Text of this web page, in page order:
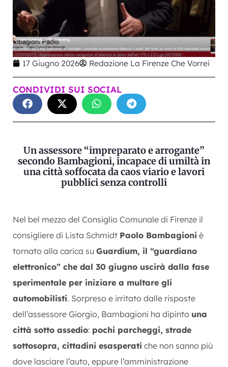
17 Giugno 2026 Redazione La Firenze Che Vorrei
CONDIVIDI SUI SOCIAL
Un assessore “impreparato e arrogante”
secondo Bambagioni, incapace di umiltà in
una città soffocata da caos viario e lavori
pubblici senza controlli
Nel bel mezzo del Consiglio Comunale di Firenze il
consigliere di Lista Schmidt Paolo Bambagioni è
tornato alla carica su Guardium, il “guardiano
elettronico” che dal 30 giugno uscirà dalla fase
sperimentale per iniziare a multare gli
automobilisti. Sorpreso e irritato dalle risposte
dell’assessore Giorgio, Bambagioni ha dipinto una
città sotto assedio: pochi parcheggi, strade
sottosopra, cittadini esasperati che non sanno più
dove lasciare l’auto, eppure l’amministrazione